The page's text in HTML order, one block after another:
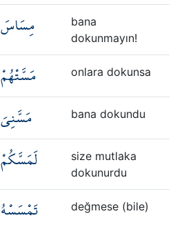
مِسَاسَ
bana
dokunmayın!
مَسَّتْهُمْ onlara dokunsa
مَسَّنِيَ bana dokundu
لَمَسَّكُمْ
size mutlaka
dokunurdu
تَمْسَسْهُ değmese (bile)